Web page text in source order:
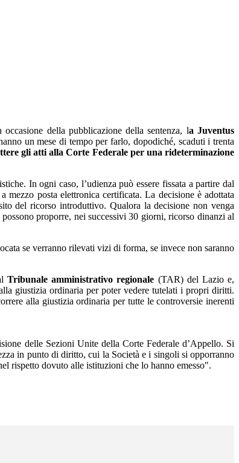
della pubblicazione della sentenza, la Juventus
un mese di tempo per farlo, dopodiché, scaduti i trenta
gli atti alla Corte Federale per una rideterminazione
In ogni caso, l’udienza può essere fissata a partire dal
posta elettronica certificata. La decisione è adottata
del ricorso introduttivo. Qualora la decisione non venga
proporre, nei successivi 30 giorni, ricorso dinanzi al
se verranno rilevati vizi di forma, se invece non saranno
Tribunale amministrativo regionale (TAR) del Lazio e,
giustizia ordinaria per poter vedere tutelati i propri diritti.
alla giustizia ordinaria per tutte le controversie inerenti
delle Sezioni Unite della Corte Federale d’Appello. Si
in punto di diritto, cui la Società e i singoli si opporranno
rispetto dovuto alle istituzioni che lo hanno emesso".